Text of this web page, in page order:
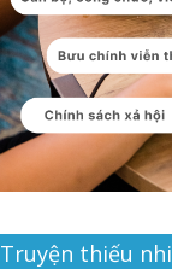
Truyện thiếu nhi